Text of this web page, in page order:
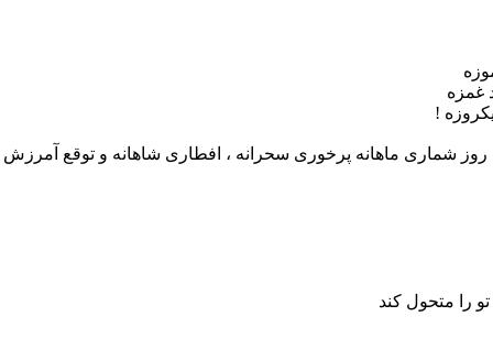
غمزه
!
، روز شماری ماهانه پرخوری سحرانه ، افطاری شاهانه و توقع آمرزش
را متحول کند